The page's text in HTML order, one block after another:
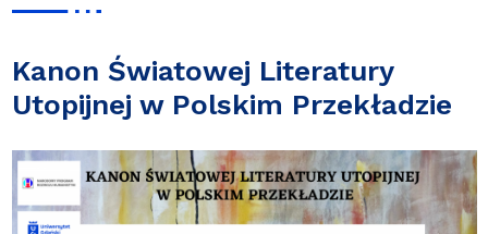
Kanon Światowej Literatury
Utopijnej w Polskim Przekładzie